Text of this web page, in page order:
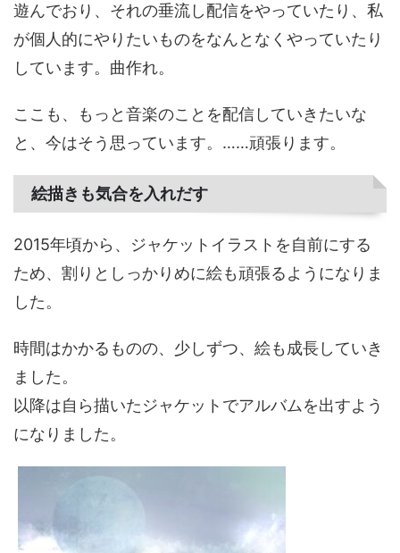
遊んでおり、それの垂流し配信をやっていたり、私
が個人的にやりたいものをなんとなくやっていたり
しています。曲作れ。
ここも、もっと音楽のことを配信していきたいな
と、今はそう思っています。……頑張ります。
絵描きも気合を入れだす
2015年頃から、ジャケットイラストを自前にする
ため、割りとしっかりめに絵も頑張るようになりま
した。
時間はかかるものの、少しずつ、絵も成長していき
ました。
以降は自ら描いたジャケットでアルバムを出すよう
になりました。